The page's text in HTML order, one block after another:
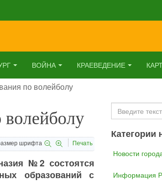
ВОЙНА КРАЕВЕДЕНИЕ
по волейболу
волейболу
шрифта Печать
№2 состоятся
образований с
Искать...
Категории
Новости
Информация